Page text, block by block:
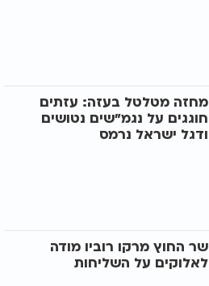
מחזה מטלטל בעזה: עזתים
חוגגים על נגמ"שים נטושים
ודגל ישראל נרמס
שר החוץ מרקו רוביו מודה
לאלוקים על השליחות